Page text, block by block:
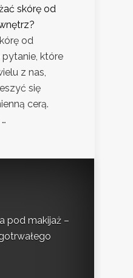
skórę od
od
które
z nas,
się
cerą.
pod makijaż –